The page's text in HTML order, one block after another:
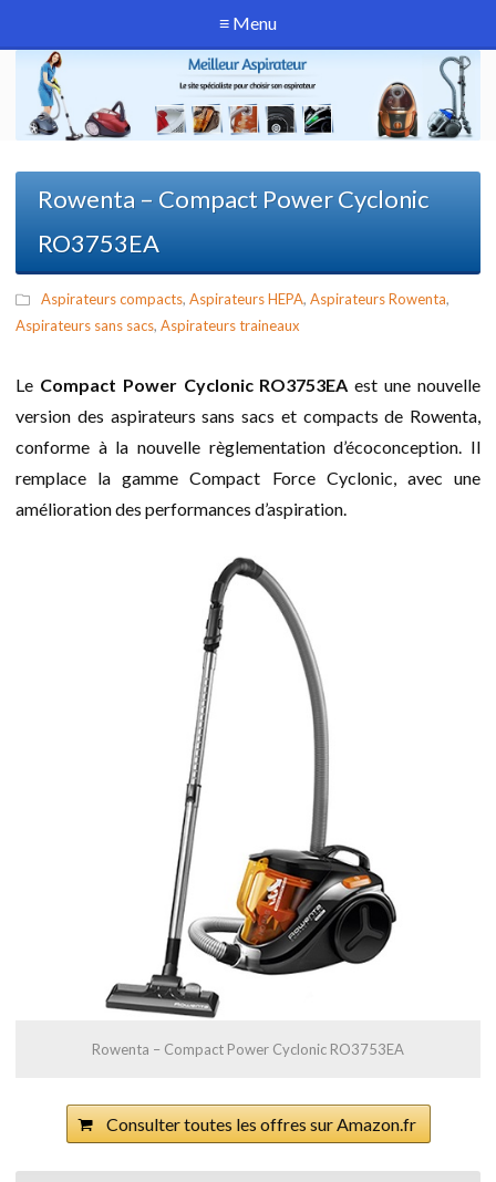
≡ Menu
Rowenta – Compact Power Cyclonic
RO3753EA
Aspirateurs compacts, Aspirateurs HEPA, Aspirateurs Rowenta,
Aspirateurs sans sacs, Aspirateurs traineaux
Le Compact Power Cyclonic RO3753EA est une nouvelle
version des aspirateurs sans sacs et compacts de Rowenta,
conforme à la nouvelle règlementation d’écoconception. Il
remplace la gamme Compact Force Cyclonic, avec une
amélioration des performances d’aspiration.
Rowenta – Compact Power Cyclonic RO3753EA
Consulter toutes les offres sur Amazon.fr